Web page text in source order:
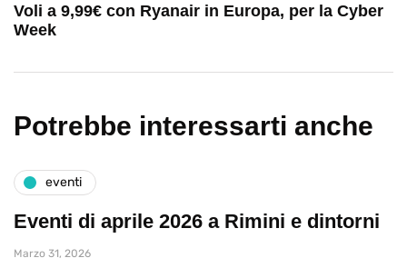
Voli a 9,99€ con Ryanair in Europa, per la Cyber
Week
Potrebbe interessarti anche
eventi
Eventi di aprile 2026 a Rimini e dintorni
Marzo 31, 2026